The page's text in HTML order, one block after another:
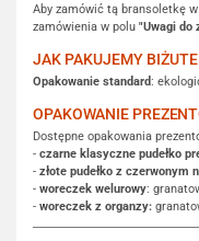
Aby zamówić tą bransoletkę
zamówienia w polu "Uwagi do
JAK PAKUJEMY
Opakowanie standard:
OPAKOWANIE
Dostępne opakowania
- czarne klasyczne pudełko
- złote pudełko z czerwonym
- woreczek welurowy:
- woreczek z organzy: